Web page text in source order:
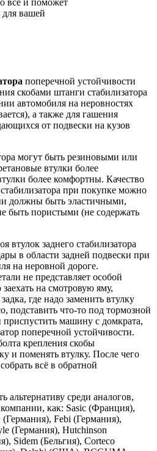
всё и поможет
для вашей
поперечной устойчивости
скобами штанги стабилизатора
автомобиля на неровностях
а также для гашения
от подвески на кузов
могут быть резиновыми или
втулки более
более комфортны. Качество
при покупке можно
должны быть эластичными,
быть пористыми (не содержать
втулок заднего стабилизатора
в области задней подвески при
на неровной дороге.
не представляет особой
на смотровую яму,
где надо заменить втулку
подставить что-то под тормозной
машину с домкрата,
поперечной устойчивости.
крепления скобы
и поменять втулку. После чего
всё в обратной
среди аналогов,
как: Sasic (Франция),
Febi (Германия),
(Германия), Hutchinson
Sidem (Бельгия), Corteco